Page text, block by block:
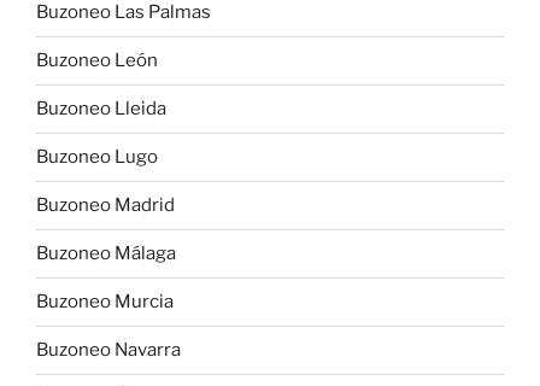
Buzoneo Las Palmas
Buzoneo León
Buzoneo Lleida
Buzoneo Lugo
Buzoneo Madrid
Buzoneo Málaga
Buzoneo Murcia
Buzoneo Navarra